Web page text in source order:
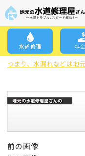
Skip
main
content
水道修理 料
つまり、水漏れなどは地
前の画像